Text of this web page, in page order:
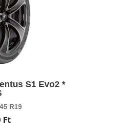
S1 Evo2 *
R19
Ft